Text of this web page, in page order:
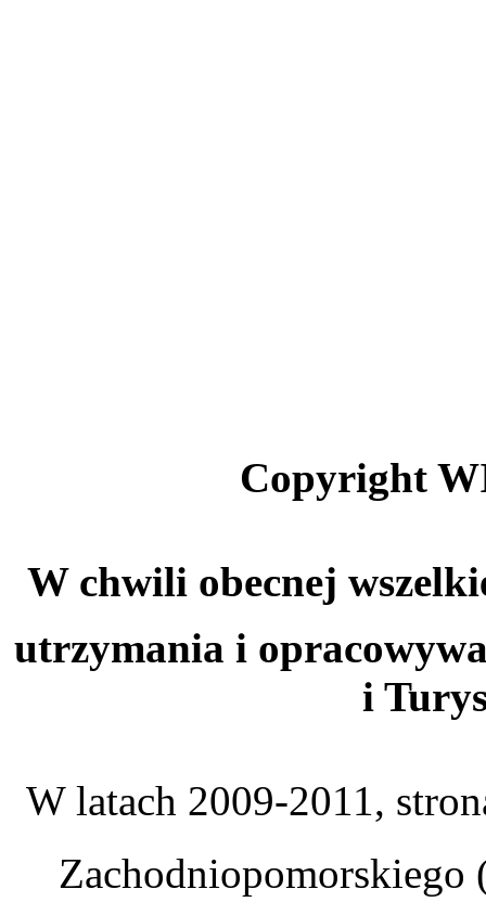
Copyright
W chwili obecnej
utrzymania i
i
W latach 2009-2011,
Zachodniopomorskiego